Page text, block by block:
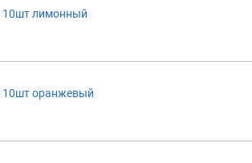
10шт лимонный
оранжевый